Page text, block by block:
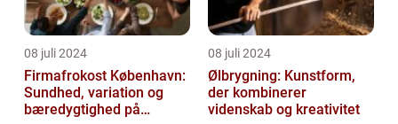
08 juli 2024
Firmafrokost København:
Sundhed, variation og
bæredygtighed på
08 juli 2024
Ølbrygning: Kunstform,
der kombinerer
videnskab og kreativitet